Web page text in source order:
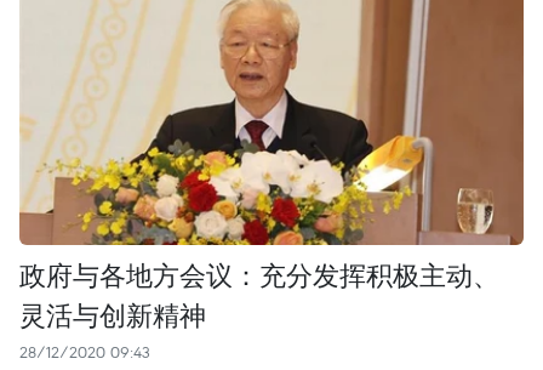
政府与各地方会议：充分发挥积极主动、
灵活与创新精神
28/12/2020 09:43